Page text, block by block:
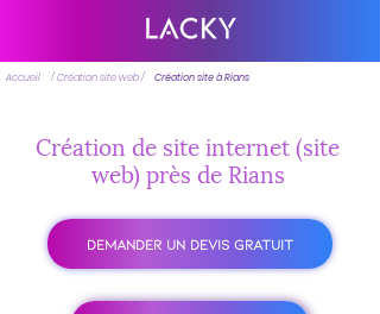
Accueil / Création site web / Création site à Rians
Création de site internet (site
web) près de Rians
DEMANDER UN DEVIS GRATUIT